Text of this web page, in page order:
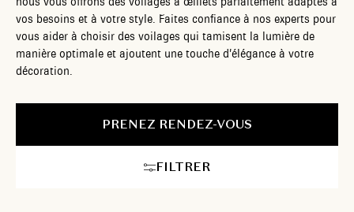
vos besoins et à votre style. Faites confiance à nos experts pour
vous aider à choisir des voilages qui tamisent la lumière de
manière optimale et ajoutent une touche d’élégance à votre
décoration.
PRENEZ RENDEZ-VOUS
FILTRER